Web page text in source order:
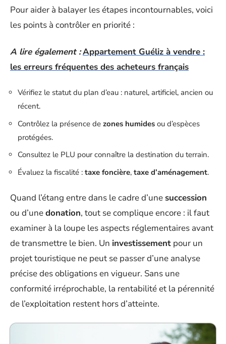
Pour aider à balayer les étapes incontournables, voici
les points à contrôler en priorité :
A lire également :Appartement Guéliz à vendre :
les erreurs fréquentes des acheteurs français
Vérifiez le statut du plan d’eau : naturel, artificiel, ancien ou
récent.
Contrôlez la présence de zones humides ou d’espèces
protégées.
Consultez le PLU pour connaître la destination du terrain.
Évaluez la fiscalité : taxe foncière, taxe d’aménagement.
Quand l’étang entre dans le cadre d’une succession
ou d’unedonation, tout se complique encore : il faut
examiner à la loupe les aspects réglementaires avant
de transmettre le bien. Un investissement pour un
projet touristique ne peut se passer d’une analyse
précise des obligations en vigueur. Sans une
conformité irréprochable, la rentabilité et la pérennité
de l’exploitation restent hors d’atteinte.